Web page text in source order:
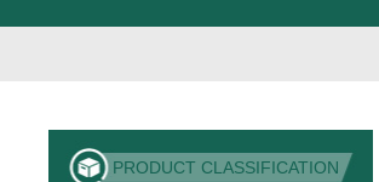
PRODUCT CLASSIFICATION